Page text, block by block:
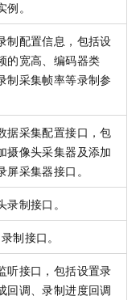
例。
制配置信息，包括设
的宽高、编码器类
制采集帧率等录制参
据采集配置接口，包
摄像头采集器及添加
屏采集器接口。
录制接口。
录制接口。
听接口，包括设置录
回调、录制进度回调